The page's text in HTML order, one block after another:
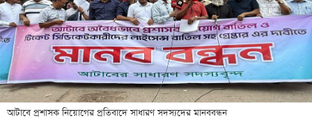
খেলা
বিনোদন
লাইফ
স্টাইল
শিক্ষা
আটাবে প্রশাসক নিয়োগের প্রতিবাদে সাধারণ সদস্যদের মানববন্ধন